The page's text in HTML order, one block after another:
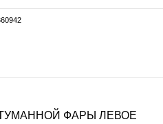
ФАРЫ ЛЕВОЕ